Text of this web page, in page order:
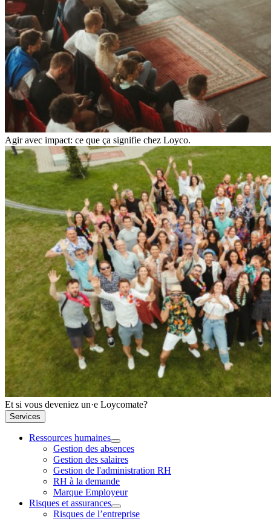
Agir avec impact: ce que ça signifie chez Loyco.
Et si vous deveniez un·e Loycomate?
Services
Ressources humaines
Gestion des absences
Gestion des salaires
Gestion de l'administration RH
RH à la demande
Marque Employeur
Risques et assurances
Risques de l’entreprise